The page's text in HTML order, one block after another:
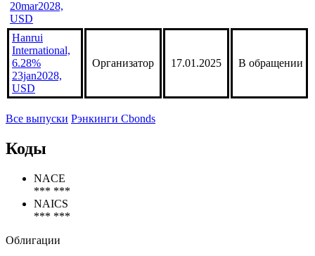
20mar2028,
USD
Hanrui
International,
6.28%
23jan2028,
USD
Организатор 17.01.2025 В обращении
Все выпуски Рэнкинги Cbonds
Коды
NACE
*** ***
NAICS
*** ***
Облигации